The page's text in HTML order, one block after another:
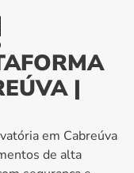
|
em Cabreúva
de alta